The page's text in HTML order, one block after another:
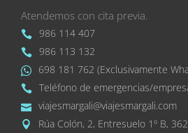
Atendemos con cita previa.
986 114 407
986 113 132
698 181 762 (Exclusivamente
Teléfono de emergencias/
viajesmargali@viajesmargali.com
Rúa Colón, 2, Entresuelo 1º B,